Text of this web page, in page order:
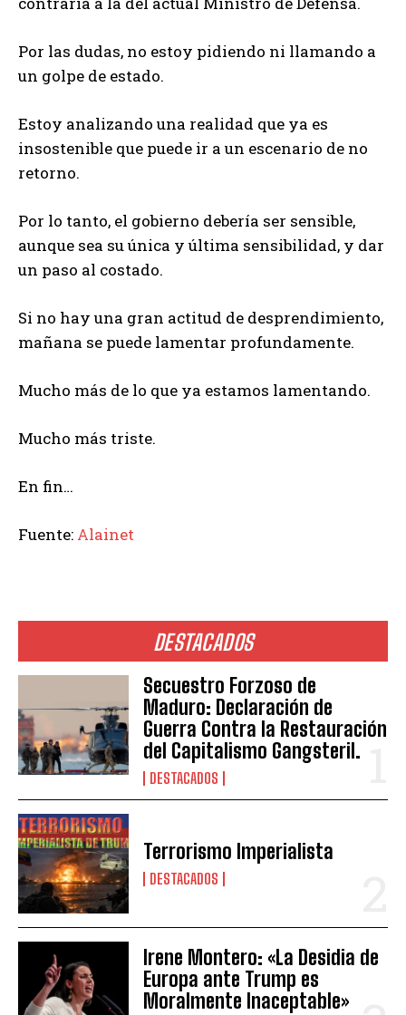
DESTACADOS
Secuestro Forzoso de
Maduro: Declaración de
Guerra Contra la Restauración
del Capitalismo Gangsteril.
DESTACADOS
Terrorismo Imperialista
DESTACADOS
Irene Montero: «La Desidia de
Europa ante Trump es
Moralmente Inaceptable»
Por las dudas, no estoy pidiendo ni llamando a
un golpe de estado.
Estoy analizando una realidad que ya es
insostenible que puede ir a un escenario de no
retorno.
Por lo tanto, el gobierno debería ser sensible,
aunque sea su única y última sensibilidad, y dar
un paso al costado.
Si no hay una gran actitud de desprendimiento,
mañana se puede lamentar profundamente.
Mucho más de lo que ya estamos lamentando.
Mucho más triste.
En fin…
Fuente: Alainet